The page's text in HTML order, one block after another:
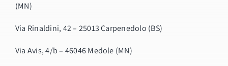
(MN)
Via Rinaldini, 42 – 25013 Carpenedolo (BS)
Via Avis, 4/b – 46046 Medole (MN)